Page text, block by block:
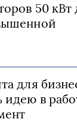
50 кВт
для
идею в